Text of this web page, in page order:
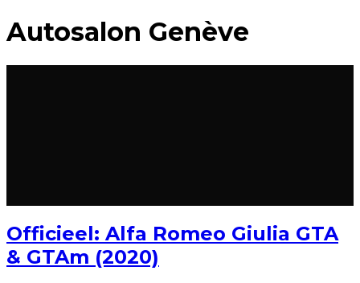
Autosalon Genève
Officieel: Alfa Romeo Giulia GTA
& GTAm (2020)